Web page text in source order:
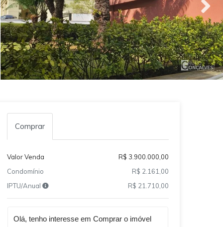
Comprar
Valor Venda
R$ 3.900.000,00
Condomínio
R$ 2.161,00
IPTU/Anual
R$ 21.710,00